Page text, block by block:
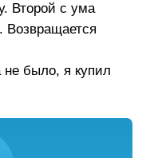
Второй с ума
Возвращается
было, я купил